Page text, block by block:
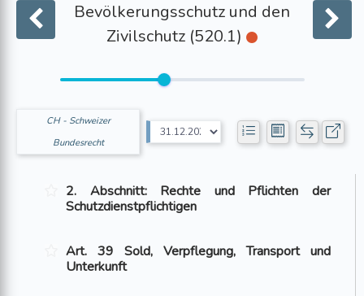
Bevölkerungsschutz und den
Zivilschutz (520.1)
CH - Schweizer
Bundesrecht
2. Abschnitt: Rechte und Pflichten der
Schutzdienstpflichtigen
Art. 39 Sold, Verpflegung, Transport und
Unterkunft